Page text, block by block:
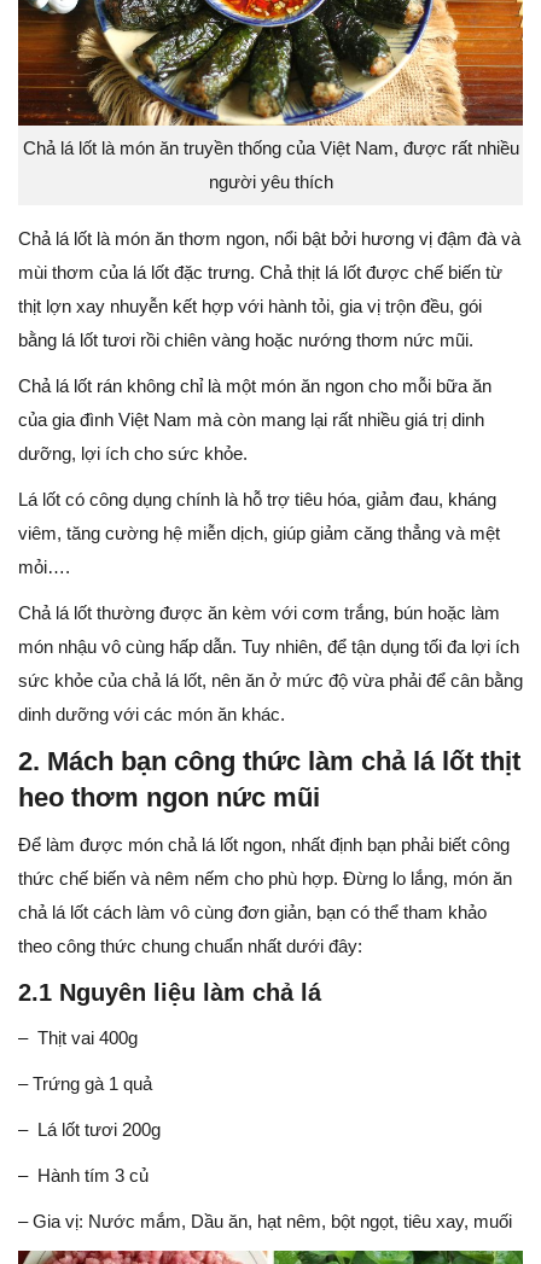
Chả lá lốt là món ăn truyền thống của Việt Nam, được rất nhiều
người yêu thích
Chả lá lốt là món ăn thơm ngon, nổi bật bởi hương vị đậm đà và
mùi thơm của lá lốt đặc trưng. Chả thịt lá lốt được chế biến từ
thịt lợn xay nhuyễn kết hợp với hành tỏi, gia vị trộn đều, gói
bằng lá lốt tươi rồi chiên vàng hoặc nướng thơm nức mũi.
Chả lá lốt rán không chỉ là một món ăn ngon cho mỗi bữa ăn
của gia đình Việt Nam mà còn mang lại rất nhiều giá trị dinh
dưỡng, lợi ích cho sức khỏe.
Lá lốt có công dụng chính là hỗ trợ tiêu hóa, giảm đau, kháng
viêm, tăng cường hệ miễn dịch, giúp giảm căng thẳng và mệt
mỏi….
Chả lá lốt thường được ăn kèm với cơm trắng, bún hoặc làm
món nhậu vô cùng hấp dẫn. Tuy nhiên, để tận dụng tối đa lợi ích
sức khỏe của chả lá lốt, nên ăn ở mức độ vừa phải để cân bằng
dinh dưỡng với các món ăn khác.
2. Mách bạn công thức làm chả lá lốt thịt
heo thơm ngon nức mũi
Để làm được món chả lá lốt ngon, nhất định bạn phải biết công
thức chế biến và nêm nếm cho phù hợp. Đừng lo lắng, món ăn
chả lá lốt cách làm vô cùng đơn giản, bạn có thể tham khảo
theo công thức chung chuẩn nhất dưới đây:
2.1 Nguyên liệu làm chả lá
– Thịt vai 400g
– Trứng gà 1 quả
– Lá lốt tươi 200g
– Hành tím 3 củ
– Gia vị: Nước mắm, Dầu ăn, hạt nêm, bột ngọt, tiêu xay, muối